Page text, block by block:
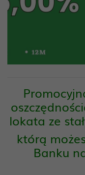
lokata ze
którą
Banku